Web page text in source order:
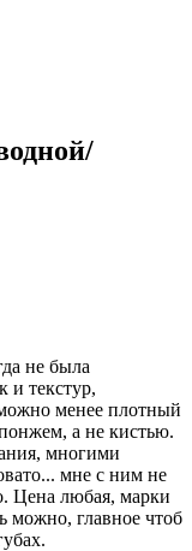
не была
и текстур,
менее плотный
а не кистью.
многими
мне с ним не
Цена любая, марки
можно, главное чтоб